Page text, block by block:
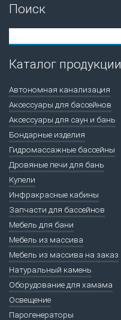
Поиск
Каталог продукции
Автономная канализация
Аксессуары для бассейнов
Аксессуары для саун и бань
Бондарные изделия
Гидромассажные бассейны
Дровяные печи для бань
Купели
Инфракрасные кабины
Запчасти для бассейнов
Мебель для бани
Мебель из массива
Мебель из массива на заказ
Натуральный камень
Оборудование для хамама
Освещение
Парогенераторы